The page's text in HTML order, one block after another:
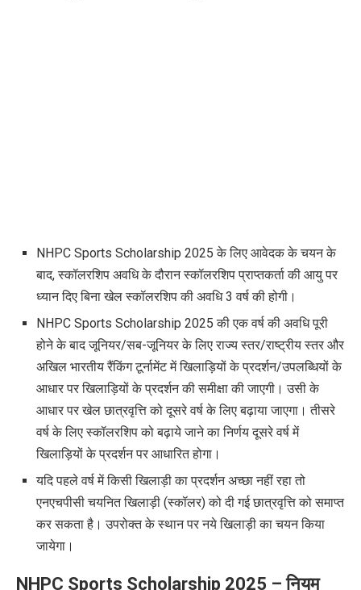
NHPC Sports Scholarship 2025 के लिए आवेदक के चयन के
बाद, स्कॉलरशिप अवधि के दौरान स्कॉलरशिप प्राप्तकर्ता की आयु पर
ध्यान दिए बिना खेल स्कॉलरशिप की अवधि 3 वर्ष की होगी।
NHPC Sports Scholarship 2025 की एक वर्ष की अवधि पूरी
होने के बाद जूनियर/सब-जूनियर के लिए राज्य स्तर/राष्ट्रीय स्तर और
अखिल भारतीय रैंकिंग टूर्नामेंट में खिलाड़ियों के प्रदर्शन/उपलब्धियों के
आधार पर खिलाड़ियों के प्रदर्शन की समीक्षा की जाएगी। उसी के
आधार पर खेल छात्रवृत्ति को दूसरे वर्ष के लिए बढ़ाया जाएगा। तीसरे
वर्ष के लिए स्कॉलरशिप को बढ़ाये जाने का निर्णय दूसरे वर्ष में
खिलाड़ियों के प्रदर्शन पर आधारित होगा।
यदि पहले वर्ष में किसी खिलाड़ी का प्रदर्शन अच्छा नहीं रहा तो
एनएचपीसी चयनित खिलाड़ी (स्कॉलर) को दी गई छात्रवृत्ति को समाप्त
कर सकता है। उपरोक्त के स्थान पर नये खिलाड़ी का चयन किया
जायेगा।
NHPC Sports Scholarship 2025 –नियम